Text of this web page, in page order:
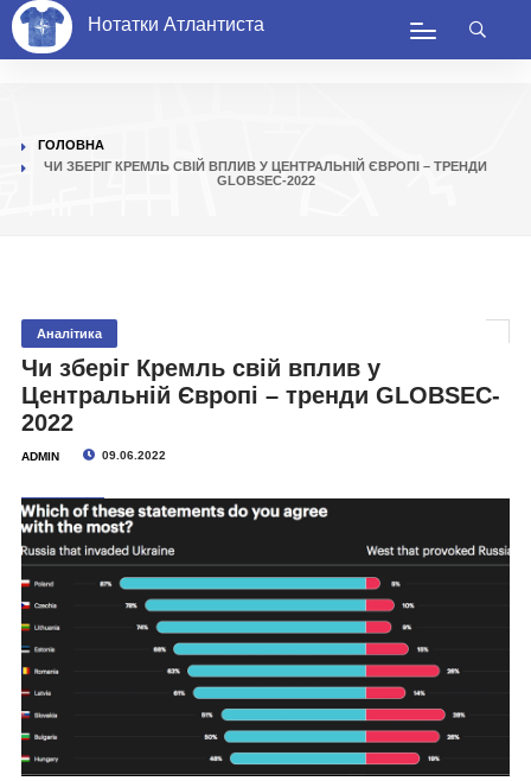
Нотатки Атлантиста
ГОЛОВНА
ЧИ ЗБЕРІГ КРЕМЛЬ СВІЙ ВПЛИВ У ЦЕНТРАЛЬНІЙ ЄВРОПІ – ТРЕНДИ
GLOBSEC-2022
Аналітика
Чи зберіг Кремль свій вплив у
Центральній Європі – тренди GLOBSEC-
2022
ADMIN 09.06.2022